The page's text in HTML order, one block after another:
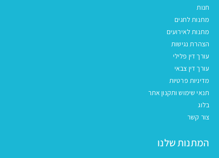
חנות
מתנות לחגים
מתנות לאירועים
הצהרת נגישות
עורך דין פלילי
עורך דין צבאי
מדיניות פרטיות
תנאי שימוש ותקנון אתר
בלוג
צור קשר
המתנות שלנו